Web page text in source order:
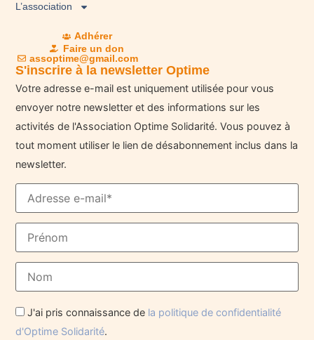
L’association
Adhérer
Faire un don
assoptime@gmail.com
S'inscrire à la newsletter Optime
Votre adresse e-mail est uniquement utilisée pour vous
envoyer notre newsletter et des informations sur les
activités de l'Association Optime Solidarité. Vous pouvez à
tout moment utiliser le lien de désabonnement inclus dans la
newsletter.
J'ai pris connaissance de la politique de confidentialité
d'Optime Solidarité.